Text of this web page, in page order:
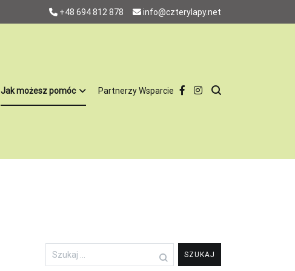
+48 694 812 878 info@czterylapy.net
Jak możesz pomóc Partnerzy Wsparcie
Szukaj: